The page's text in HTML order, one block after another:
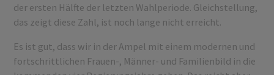
der ersten Hälfte der letzten Wahlperiode. Gleichstellung,
das zeigt diese Zahl, ist noch lange nicht erreicht.
Es ist gut, dass wir in der Ampel mit einem modernen und
fortschrittlichen Frauen-, Männer- und Familienbild in die